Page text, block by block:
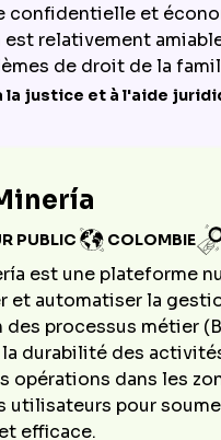
confidentielle et
est relativement
de droit de la
la justice et à l'aide
PUBLIC COLOMBIE
est une plateforme
et automatiser la
processus métier
durabilité des
opérations dans les
utilisateurs pour
efficace.